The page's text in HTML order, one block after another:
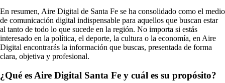
En resumen, Aire Digital de Santa Fe se ha consolidado como el medio
de comunicación digital indispensable para aquellos que buscan estar
al tanto de todo lo que sucede en la región. No importa si estás
interesado en la política, el deporte, la cultura o la economía, en Aire
Digital encontrarás la información que buscas, presentada de forma
clara, objetiva y profesional.
¿Qué es Aire Digital Santa Fe y cuál es su propósito?